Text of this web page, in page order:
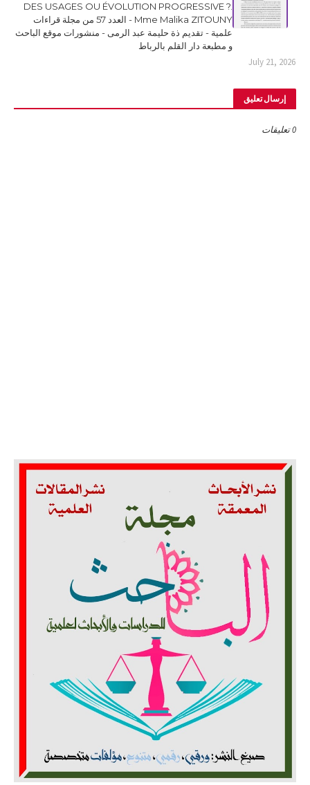
DES USAGES OU ÉVOLUTION PROGRESSIVE ?.
Mme Malika ZITOUNY - العدد 57 من مجلة قراءات
علمية - تقديم ذة حليمة عبد الرمى - منشورات موقع الباحث
و مطبعة دار القلم بالرباط
July 21, 2026
إرسال تعليق
0 تعليقات